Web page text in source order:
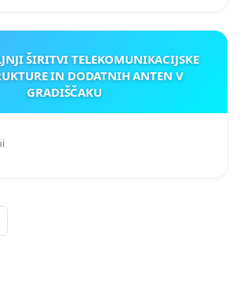
ŠIRITVI TELEKOMUNIKACIJSKE
IN DODATNIH ANTEN V
GRADIŠČAKU